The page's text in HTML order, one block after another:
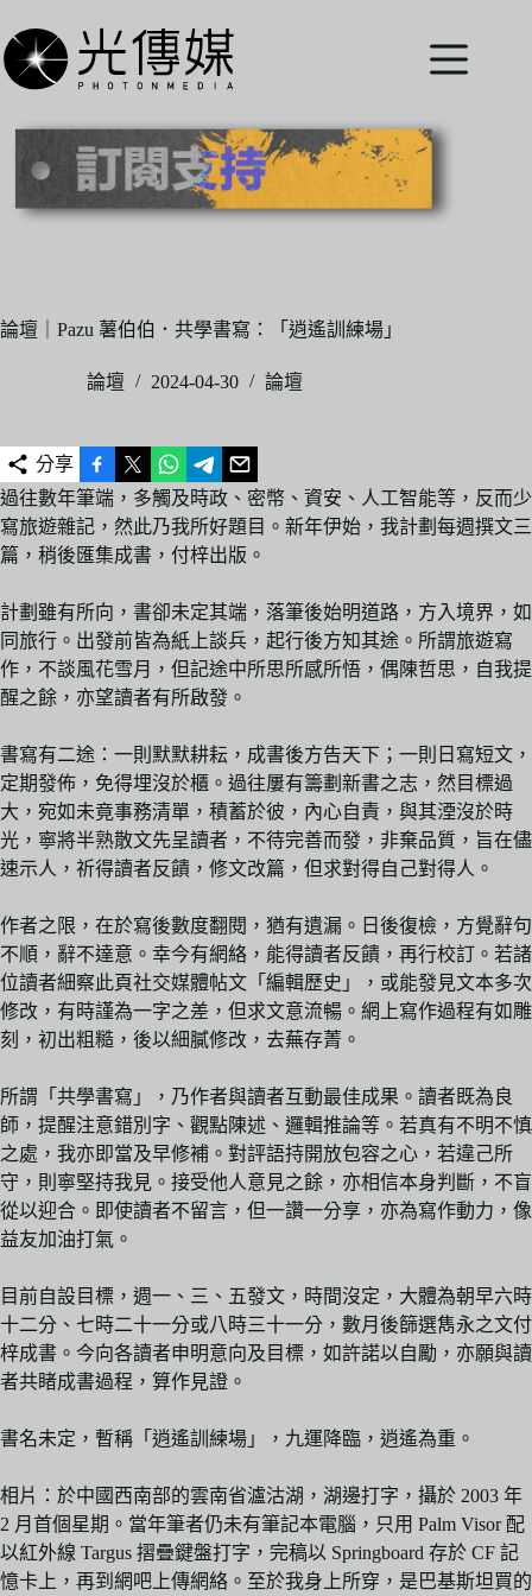
至
主
內
論壇｜Pazu 薯伯伯．共學書寫：「逍遙訓練場」
論壇 2024-04-30 論壇
分享
過往數年筆端，多觸及時政、密幣、資安、人工智能等，反而少
寫旅遊雜記，然此乃我所好題目。新年伊始，我計劃每週撰文三
篇，稍後匯集成書，付梓出版。
計劃雖有所向，書卻未定其端，落筆後始明道路，方入境界，如
同旅行。出發前皆為紙上談兵，起行後方知其途。所謂旅遊寫
作，不談風花雪月，但記途中所思所感所悟，偶陳哲思，自我提
醒之餘，亦望讀者有所啟發。
書寫有二途：一則默默耕耘，成書後方告天下；一則日寫短文，
定期發佈，免得埋沒於櫃。過往屢有籌劃新書之志，然目標過
大，宛如未竟事務清單，積蓄於彼，內心自責，與其湮沒於時
光，寧將半熟散文先呈讀者，不待完善而發，非棄品質，旨在儘
速示人，祈得讀者反饋，修文改篇，但求對得自己對得人。
作者之限，在於寫後數度翻閱，猶有遺漏。日後復檢，方覺辭句
不順，辭不達意。幸今有網絡，能得讀者反饋，再行校訂。若諸
位讀者細察此頁社交媒體帖文「編輯歷史」，或能發見文本多次
修改，有時謹為一字之差，但求文意流暢。網上寫作過程有如雕
刻，初出粗糙，後以細膩修改，去蕪存菁。
所謂「共學書寫」，乃作者與讀者互動最佳成果。讀者既為良
師，提醒注意錯別字、觀點陳述、邏輯推論等。若真有不明不慎
之處，我亦即當及早修補。對評語持開放包容之心，若違己所
守，則寧堅持我見。接受他人意見之餘，亦相信本身判斷，不盲
從以迎合。即使讀者不留言，但一讚一分享，亦為寫作動力，像
益友加油打氣。
目前自設目標，週一、三、五發文，時間沒定，大體為朝早六時
十二分、七時二十一分或八時三十一分，數月後篩選雋永之文付
梓成書。今向各讀者申明意向及目標，如許諾以自勵，亦願與讀
者共睹成書過程，算作見證。
書名未定，暫稱「逍遙訓練場」，九運降臨，逍遙為重。
相片：於中國西南部的雲南省瀘沽湖，湖邊打字，攝於 2003 年
2 月首個星期。當年筆者仍未有筆記本電腦，只用 Palm Visor 配
以紅外線 Targus 摺疊鍵盤打字，完稿以 Springboard 存於 CF 記
憶卡上，再到網吧上傳網絡。至於我身上所穿，是巴基斯坦買的